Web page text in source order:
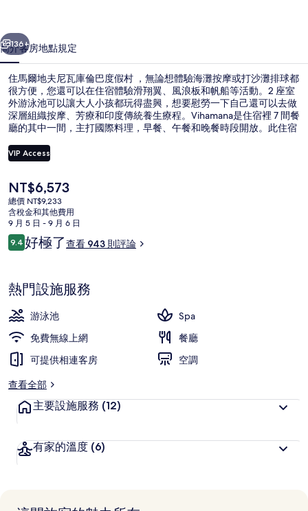
倫
巴
度
假
村
的
片
集
個 下一個
136+
簡介客房地點規定
住馬爾地夫尼瓦庫倫巴度假村 ，無論想體驗海灘按摩或打沙灘排球都
很方便，您還可以在住宿體驗滑翔翼、風浪板和帆船等活動。2 座室
外游泳池可以讓大人小孩都玩得盡興，想要慰勞一下自己還可以去做
深層組織按摩、芳療和印度傳統養生療程。Vihamana是住宿裡 7 間餐
廳的其中一間，主打國際料理，早餐、午餐和晚餐時段開放。此住宿
的友善員工讚不絕口。
VIP Access
目
前
的
價
格
是
NT$6,573
總價 NT$9,233
含稅金和其他費用
9 月 5 日 - 9 月 6 日
評
論
9.49.4 分，滿分 10 分，
好極了查看 943 則評論
熱門設施服務
游泳池
Spa
免費無線上網
餐廳
可提供相連客房
空調
查看全部
主要設施服務 (12)
有家的溫度 (6)